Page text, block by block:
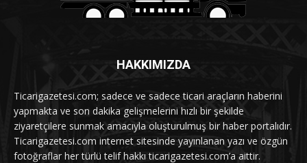
HAKKIMIZDA
Ticarigazetesi.com; sadece ve sadece ticari araçların haberini
yapmakta ve son dakika gelişmelerini hızlı bir şekilde
ziyaretçilere sunmak amacıyla oluşturulmuş bir haber portalıdır.
Ticarigazetesi.com internet sitesinde yayınlanan yazı ve özgün
fotoğraflar her türlü telif hakkı ticarigazetesi.com’a aittir.